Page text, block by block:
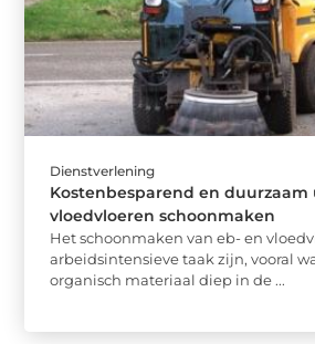
Dienstverlening
Kostenbesparend en duurzaam
vloedvloeren schoonmaken
Het schoonmaken van eb- en
arbeidsintensieve taak zijn, vooral
organisch materiaal diep in de ...